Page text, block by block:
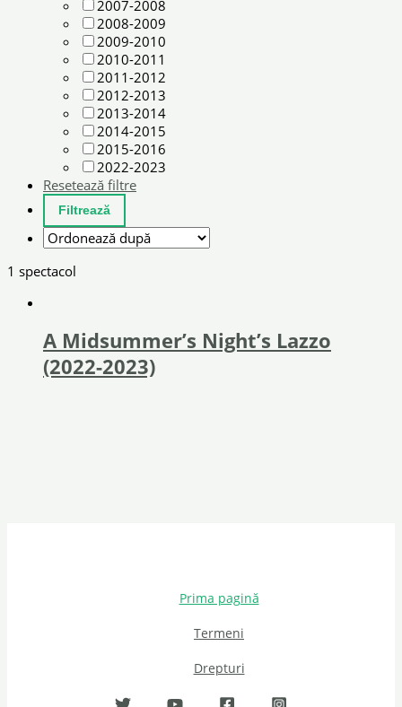
2007-2008
2008-2009
2009-2010
2010-2011
2011-2012
2012-2013
2013-2014
2014-2015
2015-2016
2022-2023
Resetează filtre
1 spectacol
A Midsummer’s Night’s Lazzo
(2022-2023)
Prima pagină
Termeni
Drepturi